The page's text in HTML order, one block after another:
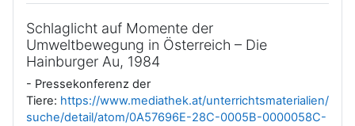
Schlaglicht auf Momente der
Umweltbewegung in Österreich – Die
Hainburger Au, 1984
- Pressekonferenz der
Tiere: https://www.mediathek.at/unterrichtsmaterialien/
suche/detail/atom/0A57696E-28C-0005B-0000058C-